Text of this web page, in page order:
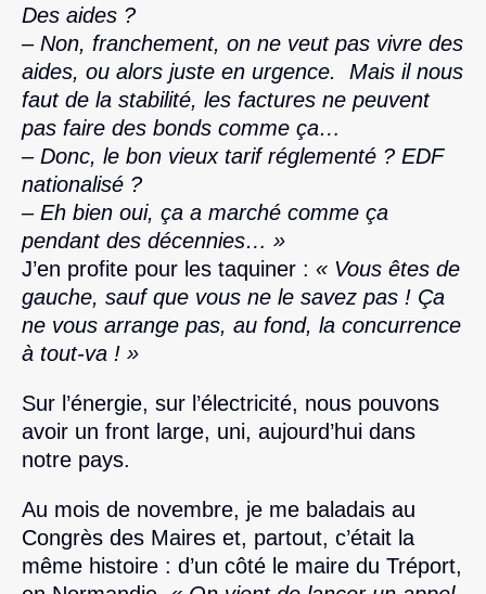
Des aides ?
– Non, franchement, on ne veut pas vivre des
aides, ou alors juste en urgence. Mais il nous
faut de la stabilité, les factures ne peuvent
pas faire des bonds comme ça…
– Donc, le bon vieux tarif réglementé ? EDF
nationalisé ?
– Eh bien oui, ça a marché comme ça
pendant des décennies… »
J’en profite pour les taquiner : « Vous êtes de
gauche, sauf que vous ne le savez pas ! Ça
ne vous arrange pas, au fond, la concurrence
à tout-va ! »
Sur l’énergie, sur l’électricité, nous pouvons
avoir un front large, uni, aujourd’hui dans
notre pays.
Au mois de novembre, je me baladais au
Congrès des Maires et, partout, c’était la
même histoire : d’un côté le maire du Tréport,